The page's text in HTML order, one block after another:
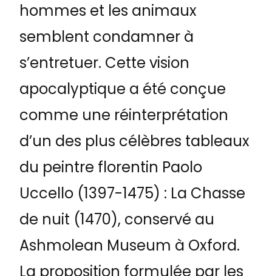
hommes et les animaux
semblent condamner à
s’entretuer. Cette vision
apocalyptique a été conçue
comme une réinterprétation
d’un des plus célèbres tableaux
du peintre florentin Paolo
Uccello (1397-1475) : La Chasse
de nuit (1470), conservé au
Ashmolean Museum à Oxford.
La proposition formulée par les